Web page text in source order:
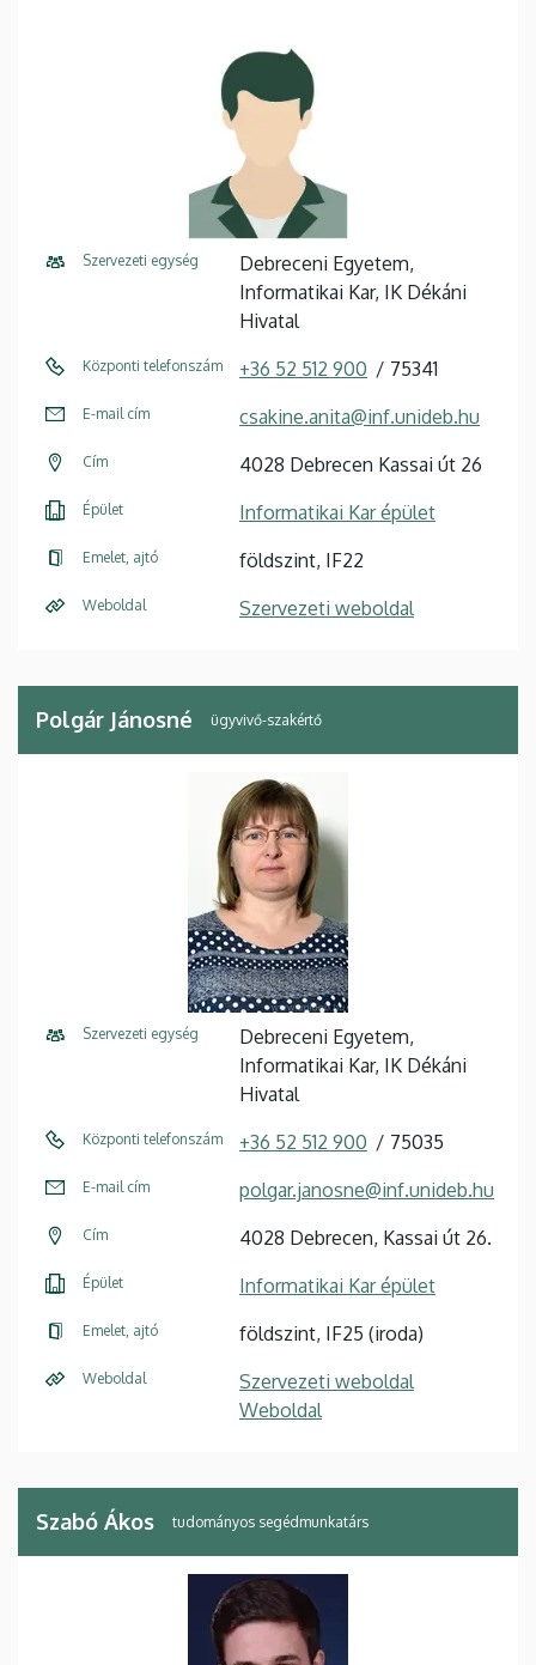
Szervezeti egység
Debreceni Egyetem,
Informatikai Kar, IK Dékáni
Hivatal
Központi telefonszám +36 52 512 900 75341
E-mail cím csakine.anita@inf.unideb.hu
Cím 4028 Debrecen Kassai út 26
Épület Informatikai Kar épület
Emelet, ajtó földszint, IF22
Weboldal Szervezeti weboldal
Polgár Jánosné ügyvivő-szakértő
Szervezeti egység
Debreceni Egyetem,
Informatikai Kar, IK Dékáni
Hivatal
Központi telefonszám +36 52 512 900 75035
E-mail cím polgar.janosne@inf.unideb.hu
Cím 4028 Debrecen, Kassai út 26.
Épület Informatikai Kar épület
Emelet, ajtó földszint, IF25 (iroda)
Weboldal
Szervezeti weboldal
Weboldal
Szabó Ákos tudományos segédmunkatárs